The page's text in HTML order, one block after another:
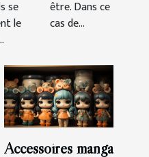
se
le
être. Dans ce
cas de...
Accessoires manga